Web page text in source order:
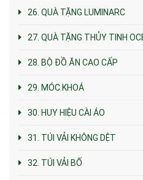
26. QUÀ TẶNG LUMINARC
27. QUÀ TẶNG THỦY TINH
28. BỘ ĐỒ ĂN CAO CẤP
29. MÓC KHOÁ
30. HUY HIỆU CÀI ÁO
31. TÚI VẢI KHÔNG DỆT
32. TÚI VẢI BỐ